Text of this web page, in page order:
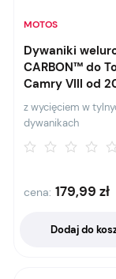
MOTOS
Dywaniki
CARBON™ do
Camry VIII od
z wycięciem w
dywanikach
cena: 179,99 zł
Dodaj do